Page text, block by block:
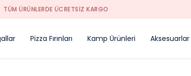
KARGO
Pizza Fırınları Kamp Ürünleri Aksesuarlar